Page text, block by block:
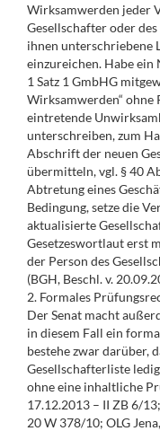
Wirksamwerden jeder
Gesellschafter oder
ihnen unterschriebene
einzureichen. Habe ein
1 Satz 1 GmbHG
Wirksamwerden“ ohne
eintretende
unterschreiben, zum
Abschrift der neuen
übermitteln, vgl. § 40
Abtretung eines
Bedingung, setze die
aktualisierte
Gesetzeswortlaut erst
der Person des
(BGH, Beschl. v.
2. Formales
Der Senat macht
in diesem Fall ein
bestehe zwar darüber,
Gesellschafterliste
ohne eine inhaltliche
17.12.2013 – II ZB 6/
20 W 378/10; OLG